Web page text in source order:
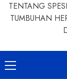
TENTANG
TUMBUHAN
Primary